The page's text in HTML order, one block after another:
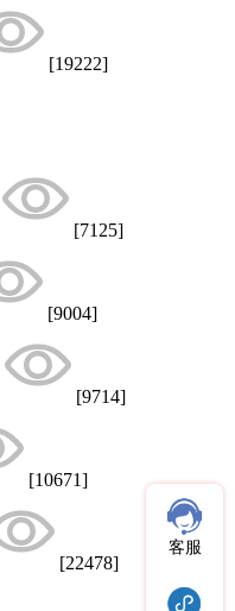
[19222]
[7125]
[9004]
[9714]
[10671]
[22478]
客服